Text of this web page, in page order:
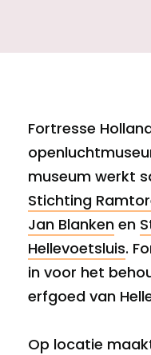
Fortresse
museum werkt
Stichting
Jan Blanken en
Hellevoetsluis.
in voor het
erfgoed van
Op locatie